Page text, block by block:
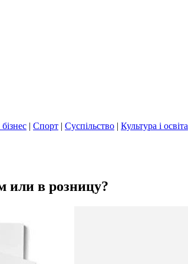
| Спорт | Суспільство | Культура і освіта
или в розницу?